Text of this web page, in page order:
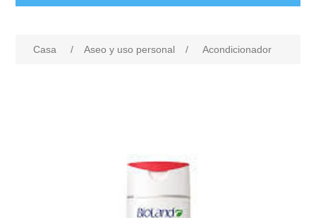
Casa / Aseo y uso personal / Acondicionador